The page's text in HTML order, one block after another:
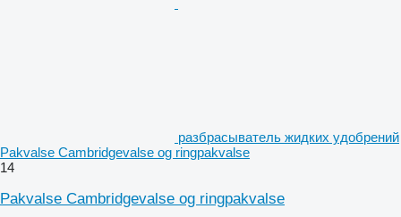
разбрасыватель жидких удобрений
Pakvalse Cambridgevalse og ringpakvalse
14
Pakvalse Cambridgevalse og ringpakvalse